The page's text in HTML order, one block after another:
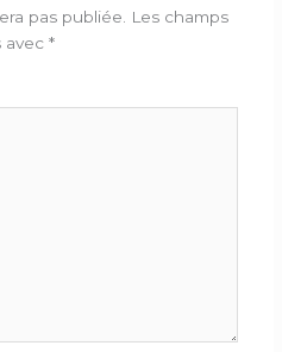
pas publiée.
Les champs
avec *